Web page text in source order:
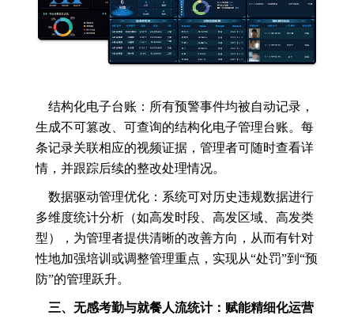
结构化电子台账：所有预警事件均被自动记录，
生成不可篡改、可查询的结构化电子管理台账。每
条记录关联相应的视频证据，管理者可随时查看详
情，并跟踪后续的整改处理情况。
数据驱动管理优化：系统可对历史违规数据进行
多维度统计分析（如高发时段、高发区域、高发类
型），为管理者提供清晰的改善方向，从而有针对
性地加强培训或调整管理重点，实现从“处罚”到“预
防”的管理跃升。
三、无感考勤与就餐人流统计：赋能精细化运营